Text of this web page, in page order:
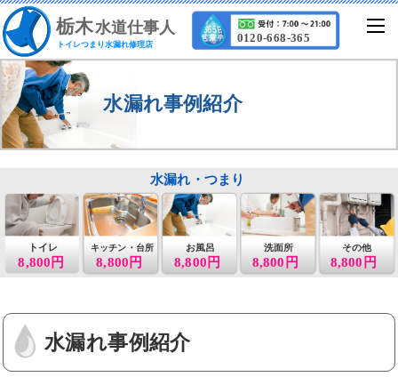
栃木水道仕事人
トイレつまり水漏れ修理店 0120-668-365
水漏れ事例紹介
8,800円
トイレ
8,800円
キッチン・台所 お風呂
8,800円
洗面所
8,800円
その他
8,800円
水漏れ・つまり
水漏れ事例紹介